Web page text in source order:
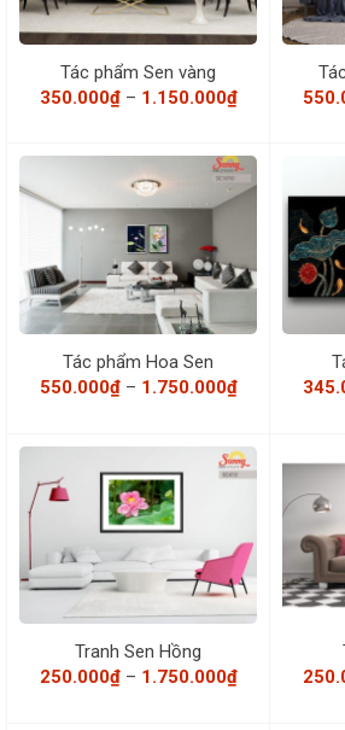
Tác phẩm Sen vàng
350.000₫ – 1.150.000₫Khoảng
giá:
đến
1.150.000₫
Tác phẩm Hoa Sen
550.000₫ – 1.750.000₫Khoảng
giá:
đến
1.750.000₫
Tranh Sen Hồng
250.000₫ – 1.750.000₫Khoảng
giá: